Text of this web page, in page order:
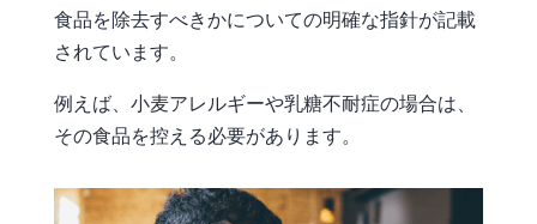
食品を除去すべきかについての明確な指針が記載
されています。
例えば、小麦アレルギーや乳糖不耐症の場合は、
その食品を控える必要があります。